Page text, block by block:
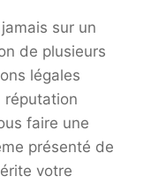
sur un
de plusieurs
légales
réputation
faire une
présenté de
votre